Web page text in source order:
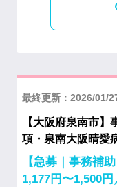
最終更新：2026/01/
【大阪府泉南市
項・泉南大阪晴愛
【急募｜事務補
1,177円〜1,500